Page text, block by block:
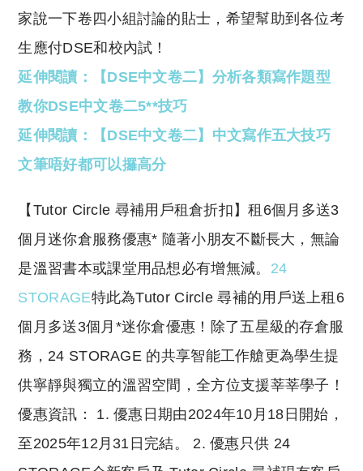
家說一下卷四小組討論的貼士，希望幫助到各位考
生應付DSE和校內試！
延伸閱讀：【DSE中文卷二】分析各類寫作題型
教你DSE中文卷二5**技巧
延伸閱讀：【DSE中文卷二】中文寫作五大技巧
文筆唔好都可以攞高分
​【Tutor Circle 尋補用戶租倉折扣】租6個月多送3
個月迷你倉服務優惠* 隨著小朋友不斷長大，無論
是溫習書本或課堂用品想必有增無減。 24
STORAGE特此為Tutor Circle 尋補的用戶送上租6
個月多送3個月*迷你倉優惠！除了五星級的存倉服
務，24 STORAGE 的共享智能工作艙更為學生提
供寧靜與獨立的溫習空間，全方位支援莘莘學子！
優惠資訊： 1. 優惠日期由2024年10月18日開始，
至2025年12月31日完結。 2. 優惠只供 24